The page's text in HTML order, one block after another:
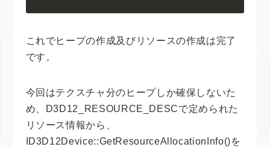
これでヒープの作成及びリソースの作成は完了
です。
今回はテクスチャ分のヒープしか確保しないた
め、D3D12_RESOURCE_DESCで定められた
リソース情報から、
ID3D12Device::GetResourceAllocationInfo()を